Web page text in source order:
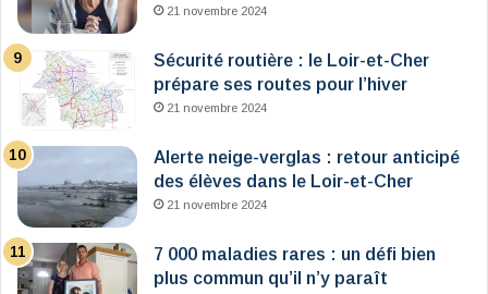
21 novembre 2024
Sécurité routière : le Loir-et-Cher
prépare ses routes pour l’hiver
21 novembre 2024
Alerte neige-verglas : retour anticipé
des élèves dans le Loir-et-Cher
21 novembre 2024
7 000 maladies rares : un défi bien
plus commun qu’il n’y paraît